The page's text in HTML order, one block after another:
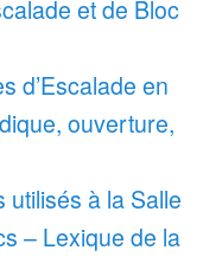
et de Bloc
d’Escalade en
ouverture,
à la Salle
– Lexique de la